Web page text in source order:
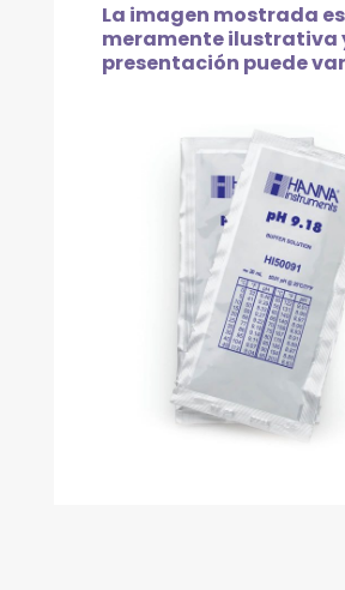
X
20ML)
La imagen mostrada es
meramente ilustrativa
presentación puede